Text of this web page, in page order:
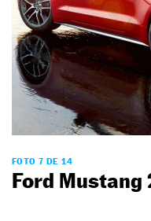
FOTO 7 DE 14
Ford Mustang